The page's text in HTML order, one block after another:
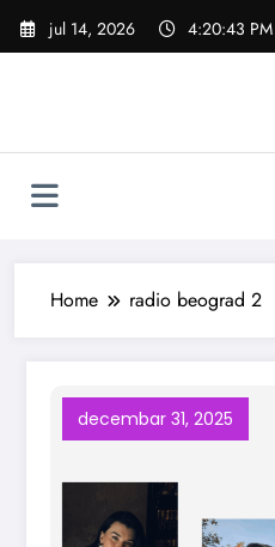
Skoči
jul 14, 2026 4:20:43 PM
Home radio beograd 2
decembar 31, 2025